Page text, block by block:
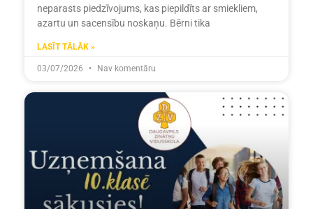
neparasts piedzīvojums, kas piepildīts ar smiekliem,
azartu un sacensību noskaņu. Bērni tika
LASĪT TĀLĀK »
03/07/2026 Nav komentāru